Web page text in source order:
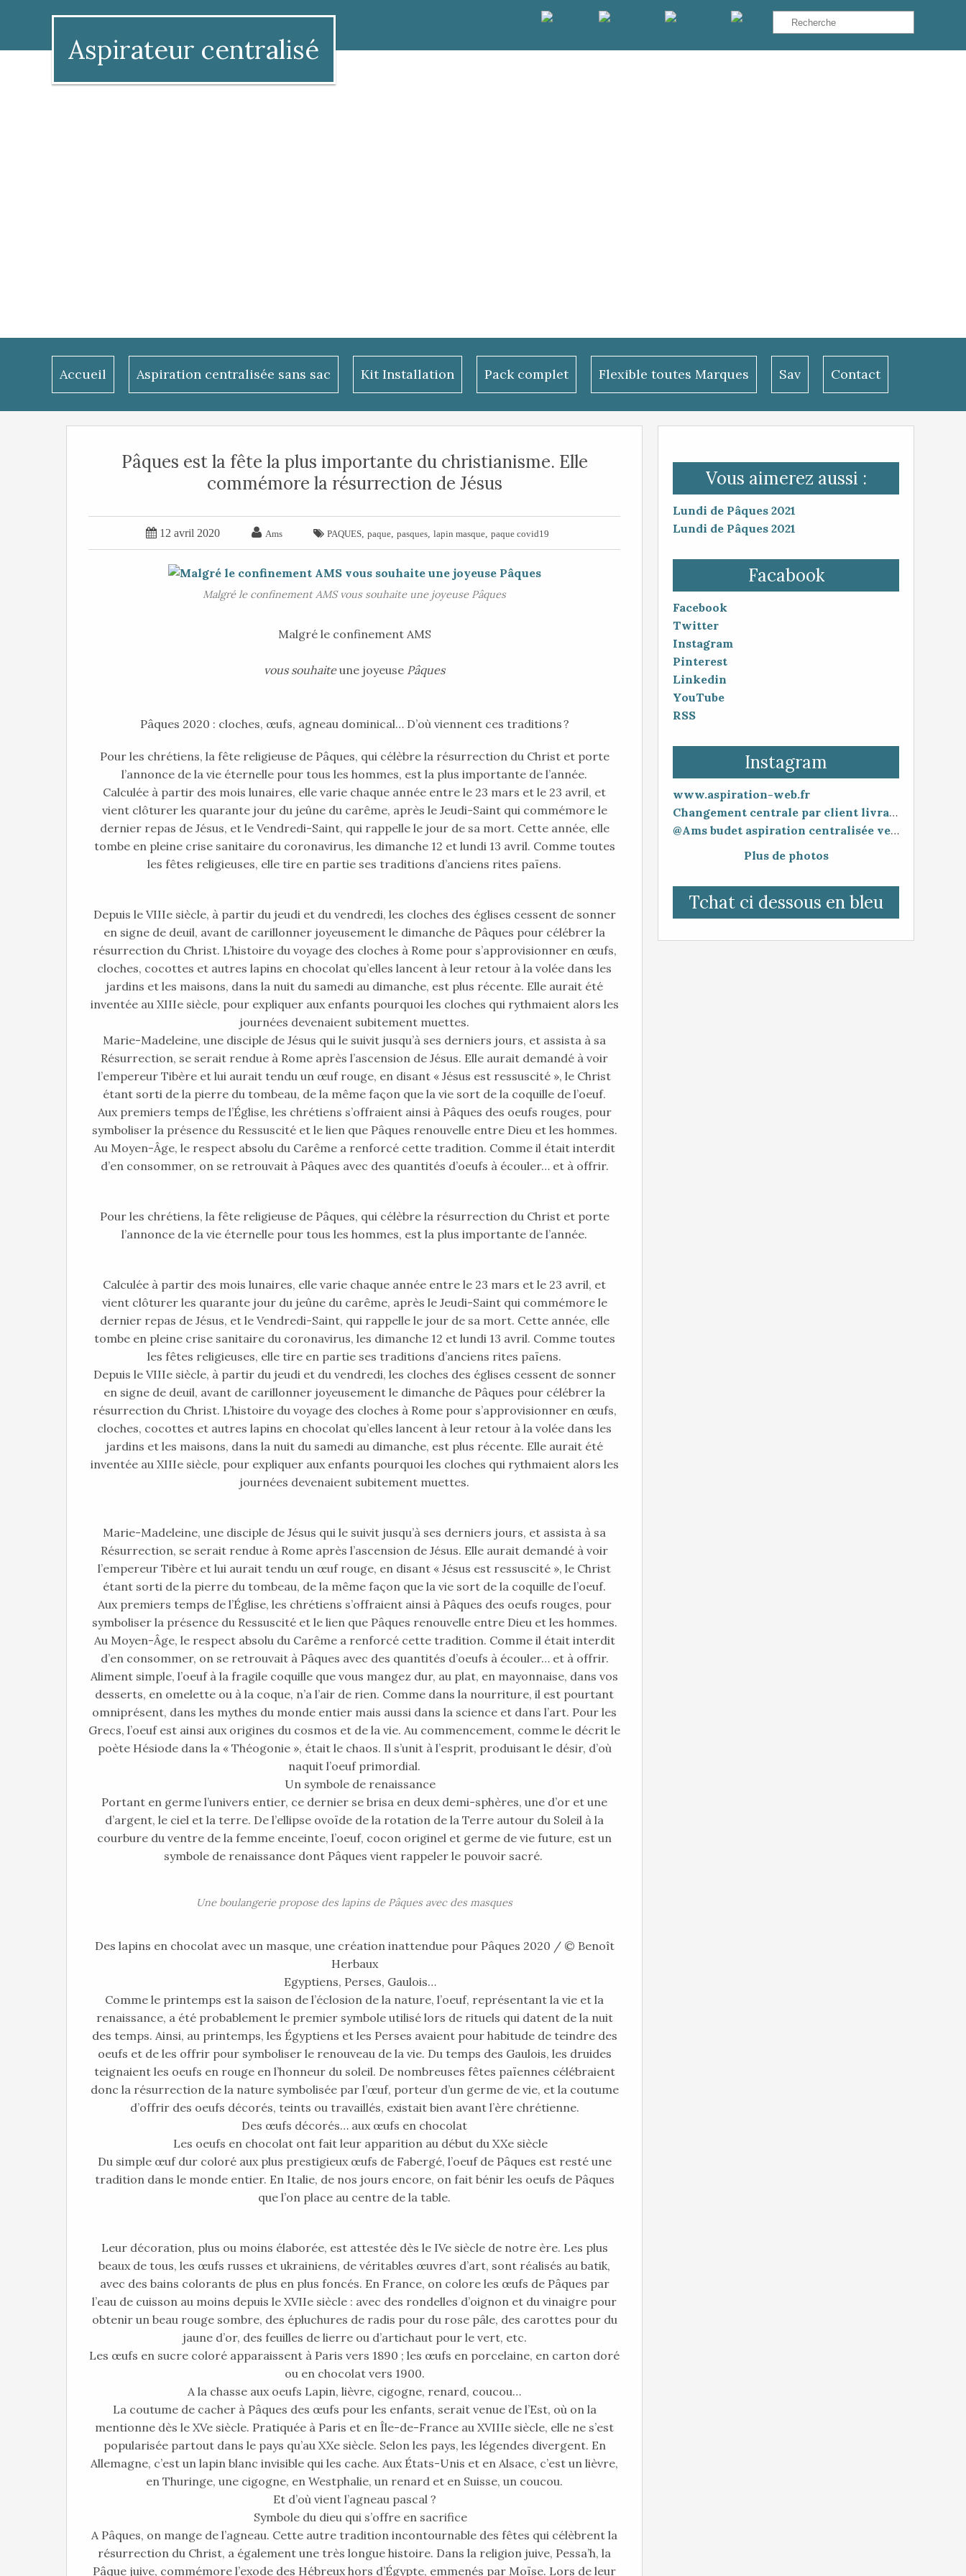
Aspirateur centralisé
Accueil Aspiration centralisée sans sac Kit Installation Pack complet Flexible toutes Marques Sav Contact
Vous aimerez aussi :
Lundi de Pâques 2021
Lundi de Pâques 2021
Facabook
Facebook
Twitter
Instagram
Pinterest
Linkedin
YouTube
RSS
Instagram
www.aspiration-web.fr
Changement centrale par client livraison 48h mise en service 30 minutes
@Ams budet aspiration centralisée vente en ligne www.aspiration-web.fr
Plus de photos
Tchat ci dessous en bleu
Pâques est la fête la plus importante du christianisme. Elle
commémore la résurrection de Jésus
 12 avril 2020  Ams  PAQUES, paque, pasques, lapin masque, paque covid19
Malgré le confinement AMS vous souhaite une joyeuse Pâques
Malgré le confinement AMS
vous souhaiteune joyeuse Pâques
Pâques 2020 : cloches, œufs, agneau dominical… D’où viennent ces traditions ?
Pour les chrétiens, la fête religieuse de Pâques, qui célèbre la résurrection du Christ et porte
l’annonce de la vie éternelle pour tous les hommes, est la plus importante de l’année.
Calculée à partir des mois lunaires, elle varie chaque année entre le 23 mars et le 23 avril, et
vient clôturer les quarante jour du jeûne du carême, après le Jeudi-Saint qui commémore le
dernier repas de Jésus, et le Vendredi-Saint, qui rappelle le jour de sa mort. Cette année, elle
tombe en pleine crise sanitaire du coronavirus, les dimanche 12 et lundi 13 avril. Comme toutes
les fêtes religieuses, elle tire en partie ses traditions d’anciens rites païens.
Depuis le VIIIe siècle, à partir du jeudi et du vendredi, les cloches des églises cessent de sonner
en signe de deuil, avant de carillonner joyeusement le dimanche de Pâques pour célébrer la
résurrection du Christ. L’histoire du voyage des cloches à Rome pour s’approvisionner en œufs,
cloches, cocottes et autres lapins en chocolat qu’elles lancent à leur retour à la volée dans les
jardins et les maisons, dans la nuit du samedi au dimanche, est plus récente. Elle aurait été
inventée au XIIIe siècle, pour expliquer aux enfants pourquoi les cloches qui rythmaient alors les
journées devenaient subitement muettes.
Marie-Madeleine, une disciple de Jésus qui le suivit jusqu’à ses derniers jours, et assista à sa
Résurrection, se serait rendue à Rome après l’ascension de Jésus. Elle aurait demandé à voir
l’empereur Tibère et lui aurait tendu un œuf rouge, en disant « Jésus est ressuscité », le Christ
étant sorti de la pierre du tombeau, de la même façon que la vie sort de la coquille de l’oeuf.
Aux premiers temps de l’Église, les chrétiens s’offraient ainsi à Pâques des oeufs rouges, pour
symboliser la présence du Ressuscité et le lien que Pâques renouvelle entre Dieu et les hommes.
Au Moyen-Âge, le respect absolu du Carême a renforcé cette tradition. Comme il était interdit
d’en consommer, on se retrouvait à Pâques avec des quantités d’oeufs à écouler… et à offrir.
Pour les chrétiens, la fête religieuse de Pâques, qui célèbre la résurrection du Christ et porte
l’annonce de la vie éternelle pour tous les hommes, est la plus importante de l’année.
Calculée à partir des mois lunaires, elle varie chaque année entre le 23 mars et le 23 avril, et
vient clôturer les quarante jour du jeûne du carême, après le Jeudi-Saint qui commémore le
dernier repas de Jésus, et le Vendredi-Saint, qui rappelle le jour de sa mort. Cette année, elle
tombe en pleine crise sanitaire du coronavirus, les dimanche 12 et lundi 13 avril. Comme toutes
les fêtes religieuses, elle tire en partie ses traditions d’anciens rites païens.
Depuis le VIIIe siècle, à partir du jeudi et du vendredi, les cloches des églises cessent de sonner
en signe de deuil, avant de carillonner joyeusement le dimanche de Pâques pour célébrer la
résurrection du Christ. L’histoire du voyage des cloches à Rome pour s’approvisionner en œufs,
cloches, cocottes et autres lapins en chocolat qu’elles lancent à leur retour à la volée dans les
jardins et les maisons, dans la nuit du samedi au dimanche, est plus récente. Elle aurait été
inventée au XIIIe siècle, pour expliquer aux enfants pourquoi les cloches qui rythmaient alors les
journées devenaient subitement muettes.
Marie-Madeleine, une disciple de Jésus qui le suivit jusqu’à ses derniers jours, et assista à sa
Résurrection, se serait rendue à Rome après l’ascension de Jésus. Elle aurait demandé à voir
l’empereur Tibère et lui aurait tendu un œuf rouge, en disant « Jésus est ressuscité », le Christ
étant sorti de la pierre du tombeau, de la même façon que la vie sort de la coquille de l’oeuf.
Aux premiers temps de l’Église, les chrétiens s’offraient ainsi à Pâques des oeufs rouges, pour
symboliser la présence du Ressuscité et le lien que Pâques renouvelle entre Dieu et les hommes.
Au Moyen-Âge, le respect absolu du Carême a renforcé cette tradition. Comme il était interdit
d’en consommer, on se retrouvait à Pâques avec des quantités d’oeufs à écouler… et à offrir.
Aliment simple, l’oeuf à la fragile coquille que vous mangez dur, au plat, en mayonnaise, dans vos
desserts, en omelette ou à la coque, n’a l’air de rien. Comme dans la nourriture, il est pourtant
omniprésent, dans les mythes du monde entier mais aussi dans la science et dans l’art. Pour les
Grecs, l’oeuf est ainsi aux origines du cosmos et de la vie. Au commencement, comme le décrit le
poète Hésiode dans la « Théogonie », était le chaos. Il s’unit à l’esprit, produisant le désir, d’où
naquit l’oeuf primordial.
Un symbole de renaissance
Portant en germe l’univers entier, ce dernier se brisa en deux demi-sphères, une d’or et une
d’argent, le ciel et la terre. De l’ellipse ovoïde de la rotation de la Terre autour du Soleil à la
courbure du ventre de la femme enceinte, l’oeuf, cocon originel et germe de vie future, est un
symbole de renaissance dont Pâques vient rappeler le pouvoir sacré.
Une boulangerie propose des lapins de Pâques avec des masques
Des lapins en chocolat avec un masque, une création inattendue pour Pâques 2020 / © Benoît
Herbaux
Egyptiens, Perses, Gaulois…
Comme le printemps est la saison de l’éclosion de la nature, l’oeuf, représentant la vie et la
renaissance, a été probablement le premier symbole utilisé lors de rituels qui datent de la nuit
des temps. Ainsi, au printemps, les Égyptiens et les Perses avaient pour habitude de teindre des
oeufs et de les offrir pour symboliser le renouveau de la vie. Du temps des Gaulois, les druides
teignaient les oeufs en rouge en l’honneur du soleil. De nombreuses fêtes païennes célébraient
donc la résurrection de la nature symbolisée par l’œuf, porteur d’un germe de vie, et la coutume
d’offrir des oeufs décorés, teints ou travaillés, existait bien avant l’ère chrétienne.
Des œufs décorés… aux œufs en chocolat
Les oeufs en chocolat ont fait leur apparition au début du XXe siècle
Du simple œuf dur coloré aux plus prestigieux œufs de Fabergé, l’oeuf de Pâques est resté une
tradition dans le monde entier. En Italie, de nos jours encore, on fait bénir les oeufs de Pâques
que l’on place au centre de la table.
Leur décoration, plus ou moins élaborée, est attestée dès le IVe siècle de notre ère. Les plus
beaux de tous, les œufs russes et ukrainiens, de véritables œuvres d’art, sont réalisés au batik,
avec des bains colorants de plus en plus foncés. En France, on colore les œufs de Pâques par
l’eau de cuisson au moins depuis le XVIIe siècle : avec des rondelles d’oignon et du vinaigre pour
obtenir un beau rouge sombre, des épluchures de radis pour du rose pâle, des carottes pour du
jaune d’or, des feuilles de lierre ou d’artichaut pour le vert, etc.
Les œufs en sucre coloré apparaissent à Paris vers 1890 ; les œufs en porcelaine, en carton doré
ou en chocolat vers 1900.
A la chasse aux oeufs Lapin, lièvre, cigogne, renard, coucou…
La coutume de cacher à Pâques des œufs pour les enfants, serait venue de l’Est, où on la
mentionne dès le XVe siècle. Pratiquée à Paris et en Île-de-France au XVIIIe siècle, elle ne s’est
popularisée partout dans le pays qu’au XXe siècle. Selon les pays, les légendes divergent. En
Allemagne, c’est un lapin blanc invisible qui les cache. Aux États-Unis et en Alsace, c’est un lièvre,
en Thuringe, une cigogne, en Westphalie, un renard et en Suisse, un coucou.
Et d’où vient l’agneau pascal ?
Symbole du dieu qui s’offre en sacrifice
A Pâques, on mange de l’agneau. Cette autre tradition incontournable des fêtes qui célèbrent la
résurrection du Christ, a également une très longue histoire. Dans la religion juive, Pessa’h, la
Pâque juive, commémore l’exode des Hébreux hors d’Égypte, emmenés par Moïse. Lors de leur